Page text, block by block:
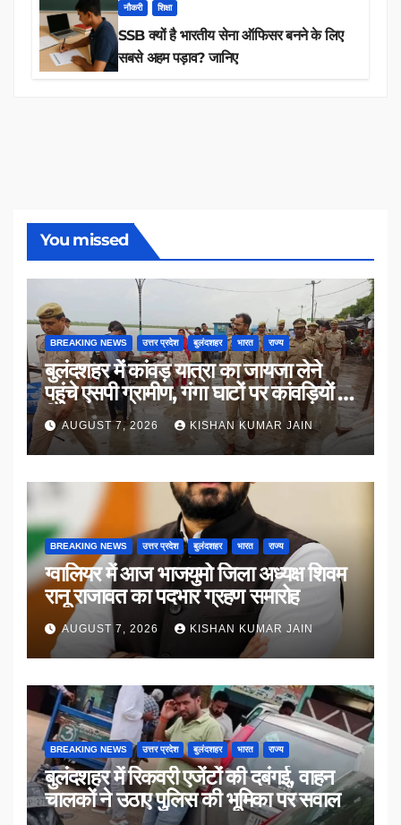
नौकरी शिक्षा
SSB क्यों है भारतीय सेना ऑफिसर बनने के लिए
सबसे अहम पड़ाव? जानिए
You missed
BREAKING NEWS उत्तर प्रदेश बुलंदशहर भारत राज्य
बुलंदशहर में कांवड़ यात्रा का जायजा लेने
पहुंचे एसपी ग्रामीण, गंगा घाटों पर कांवड़ियों से
किया संवाद
AUGUST 7, 2026 KISHAN KUMAR JAIN
BREAKING NEWS उत्तर प्रदेश बुलंदशहर भारत राज्य
ग्वालियर में आज भाजयुमो जिला अध्यक्ष शिवम
रानू राजावत का पदभार ग्रहण समारोह
AUGUST 7, 2026 KISHAN KUMAR JAIN
BREAKING NEWS उत्तर प्रदेश बुलंदशहर भारत राज्य
बुलंदशहर में रिकवरी एजेंटों की दबंगई, वाहन
चालकों ने उठाए पुलिस की भूमिका पर सवाल